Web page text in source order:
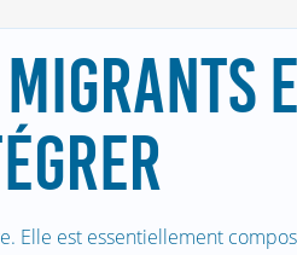
Elle est essentiellement